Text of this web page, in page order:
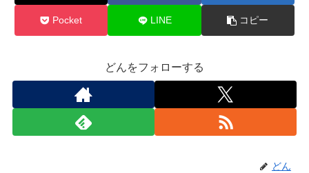
Pocket LINE コピー
どんをフォローする
どん